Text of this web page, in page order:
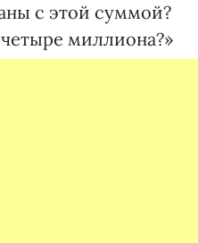
с этой суммой?
миллиона?»